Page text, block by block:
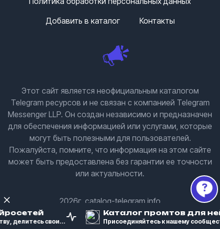
делитесь свои...
Каталог промтов для
Присоединяйтесь к нашему
Добавить в каталог
Контакты
Этот сайт является неофициальным каталогом
Telegram ресурсов и не связан с компанией Telegram
Messenger LLP. Он создан независимо и предназначен
для обеспечения информацией или услугами, которые
могут быть полезными для пользователей.
Пожалуйста, помните, что информация на этом сайте
может быть предоставлена без гарантии ее точности
или актуальности.
2026г. catalog-telegram.info